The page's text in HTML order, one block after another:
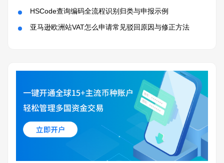
HSCode查询编码全流程识别归类与申报示例
亚马逊欧洲站VAT怎么申请常见驳回原因与修正方法